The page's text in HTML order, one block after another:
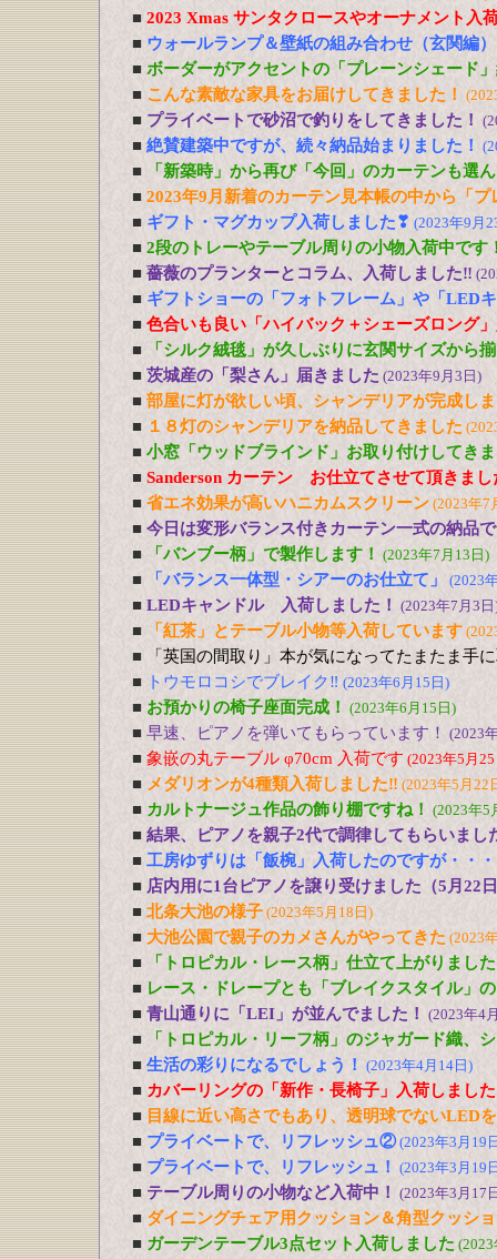
■ 2023 Xmas サンタクロースやオーナメント入
■ ウォールランプ＆壁紙の組み合わせ（玄関編）
■ ボーダーがアクセントの「プレーンシェード
■ こんな素敵な家具をお届けしてきました！
■ プライベートで砂沼で釣りをしてきました！
■ 絶賛建築中ですが、続々納品始まりました！
■
「新築時」から再び「今回」のカーテンも選
■ 2023年9月新着のカーテン見本帳の中から「
■ ギフト・マグカップ入荷しました❣ (2023年9月
■ 2段のトレーやテーブル周りの小物入荷中です
■ 薔薇のプランターとコラム、入荷しました‼
■ ギフトショーの「フォトフレーム」や「LED
■ 色合いも良い「ハイバック＋シェーズロング
■
「シルク絨毯」が久しぶりに玄関サイズから
■ 茨城産の「梨さん」届きました (2023年9月3日)
■ 部屋に灯が欲しい頃、シャンデリアが完成し
■ １８灯のシャンデリアを納品してきました
■ 小窓「ウッドブラインド」お取り付けしてき
■ Sanderson カーテン お仕立てさせて頂きまし
■ 省エネ効果が高いハニカムスクリーン (2023年7
■ 今日は変形バランス付きカーテン一式の納品
■
「バンブー柄」で製作します！ (2023年7月13日)
■ 「バランス一体型・シアーのお仕立て」 (2023
■ LEDキャンドル 入荷しました！ (2023年7月3日
■ 「紅茶」とテーブル小物等入荷しています
■
「英国の間取り」本が気になってたまたま手
■
トウモロコシでブレイク‼ (2023年6月15日)
■ お預かりの椅子座面完成！ (2023年6月15日)
■ 早速、ピアノを弾いてもらっています！ (2023
■ 象嵌の丸テーブル φ70cm 入荷です (2023年5月
■ メダリオンが4種類入荷しました‼ (2023年5月22
■ カルトナージュ作品の飾り棚ですね！ (2023年5
■ 結果、ピアノを親子2代で調律してもらいまし
■ 工房ゆずりは「飯椀」入荷したのですが・・・
■ 店内用に1台ピアノを譲り受けました（5月22
■ 北条大池の様子 (2023年5月18日)
■ 大池公園で親子のカメさんがやってきた (2023
■ 「トロピカル・レース柄」仕立て上がりました
■ レース・ドレープとも「ブレイクスタイル」
■ 青山通りに「LEI」が並んでました！ (2023年4
■
「トロピカル・リーフ柄」のジャガード織、
■ 生活の彩りになるでしょう！ (2023年4月14日)
■ カバーリングの「新作・長椅子」入荷しまし
■ 目線に近い高さでもあり、透明球でないLED
■ プライベートで、リフレッシュ②(2023年3月19
■ プライベートで、リフレッシュ！ (2023年3月19
■ テーブル周りの小物など入荷中！ (2023年3月17
■ ダイニングチェア用クッション＆角型クッシ
■ ガーデンテーブル3点セット入荷しました